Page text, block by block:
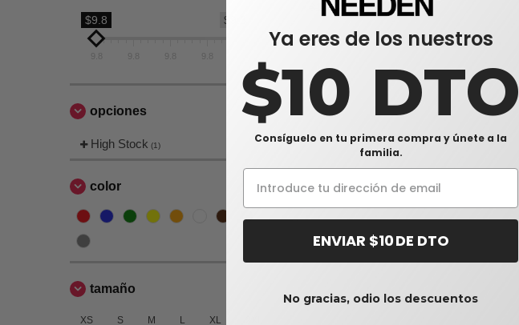
$9.8
$9.8
opciones
High Stock (1)
color
tamaño
XS S M L XL
$11,00
Ya eres de los nuestros
$10 DTO
Consíguelo en tu primera compra y únete a la
familia.
ENVIAR $10 DE DTO
No gracias, odio los descuentos